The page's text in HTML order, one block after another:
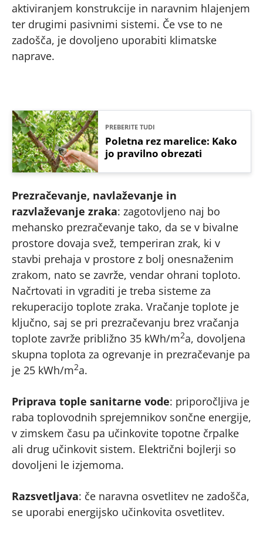
aktiviranjem konstrukcije in naravnim hlajenjem
ter drugimi pasivnimi sistemi. Če vse to ne
zadošča, je dovoljeno uporabiti klimatske
naprave.
PREBERITE TUDI
Poletna rez marelice: Kako
jo pravilno obrezati
Prezračevanje, navlaževanje in
razvlaževanje zraka: zagotovljeno naj bo
mehansko prezračevanje tako, da se v bivalne
prostore dovaja svež, temperiran zrak, ki v
stavbi prehaja v prostore z bolj onesnaženim
zrakom, nato se zavrže, vendar ohrani toploto.
Načrtovati in vgraditi je treba sisteme za
rekuperacijo toplote zraka. Vračanje toplote je
ključno, saj se pri prezračevanju brez vračanja
toplote zavrže približno 35 kWh/m2a, dovoljena
skupna toplota za ogrevanje in prezračevanje pa
je 25 kWh/m2a.
Priprava tople sanitarne vode: priporočljiva je
raba toplovodnih sprejemnikov sončne energije,
v zimskem času pa učinkovite topotne črpalke
ali drug učinkovit sistem. Električni bojlerji so
dovoljeni le izjemoma.
Razsvetljava: če naravna osvetlitev ne zadošča,
se uporabi energijsko učinkovita osvetlitev.